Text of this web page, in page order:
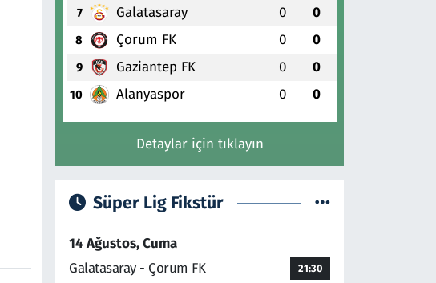
7 Galatasaray 0 0
8 Çorum FK 0 0
9 Gaziantep FK 0 0
10 Alanyaspor 0 0
Detaylar için tıklayın
Süper Lig Fikstür
14 Ağustos, Cuma
Galatasaray - Çorum FK
21:30